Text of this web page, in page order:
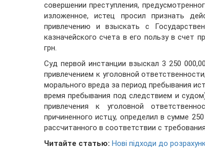
совершении преступления,
изложенное, истец просил признать
привлечению и взыскать с
казначейского счета в его пользу в счет
грн.
Суд первой инстанции взыскал 3 250
привлечением к уголовной
морального вреда за период пребывания
время пребывания под следствием и
привлечения к уголовной
причиненного истцу, определил в сумме
рассчитанного в соответствии с
Читайте статью: Нові підходи до